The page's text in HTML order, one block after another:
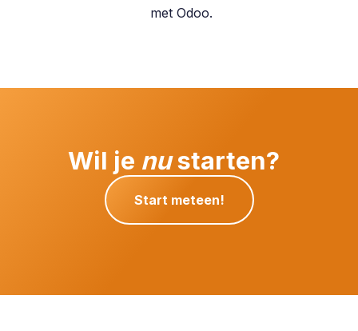
met Odoo.
Wil je nustarten?
Start meteen!